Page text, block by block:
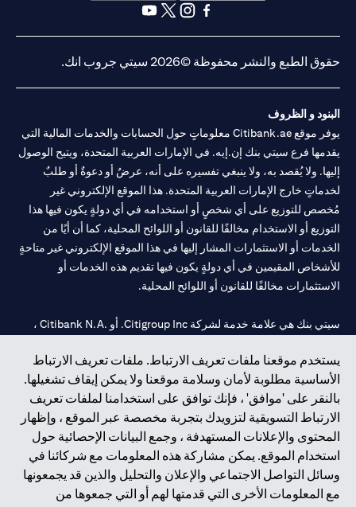
يستخدم موقعنا ملفات تعريف الارتباط. ملفات تعريف الارتباط
الأساسية مطلوبة لأمان وسلامة موقعنا ولا يمكن إيقاف تشغيلها.
بالنقر على 'موافق' ، فإنك توافق على استخدامنا لملفات تعريف
الارتباط التسويقية لتزويدك بتجربة مخصصة عبر الموقع ، وإظهار
المحتوى والإعلانات المستهدفة ، وجمع البيانات الإحصائية حول
استخدام الموقع. يمكن مشاركة هذه المعلومات مع شركائنا في
وسائل التواصل الاجتماعي والإعلان والتحليل والذين قد يجمعونها
مع المعلومات الأخرى التي قدمتها لهم أو التي جمعوها من
(opens in a new tab)
حقوق الطبع والنشر محفوظة ©2026 سيتي جروب انك.
البنود و الظروف
يوفر موقع Citibank.ae معلوماتٍ حول الحسابات والخدمات المالية التي
يقدمها فرع سيتي بنك إن.إيه. في الإمارات العربية المتحدة، ويتيح الوصول
إليها. ولا يُقصد به، ولا ينبغي تفسيره على أنه، عرضٌ أو دعوةٌ أو طلبٌ
لخدماتٍ خارج الإمارات العربية المتحدة. هذا الموقع الإلكتروني غير
مُخصص للتوزيع على أي شخصٍ أو استخدامه في أي دولةٍ يكون فيها هذا
التوزيع أو الاستخدام مخالفًا للقانون أو اللوائح المحلية، كما أن أيًا من
الخدمات أو الاستثمارات المشار إليها في هذا الموقع الإلكتروني غير متاحةٍ
للأشخاص المقيمين في أي دولةٍ يكون فيها تقديم هذه الخدمات أو
الاستثمارات مخالفًا للقانون أو اللوائح المحلية.
سيتي بنك هي علامة خدمة لشركة Citigroup Inc. أو .Citibank N.A ،
سيتي بنك إن. إيه. الإمارات مسجل لدى مصرف الإمارات المركزي تحت
أرقام التراخيص 202563 لفرع الوصل في دبي، 531989 لفرع مول
الإمارات في دبي، وCN-1002019لفرع أبوظبي. هاتف: 4000 311 04.
فرع سيتي بنك إن إيه - الإمارات العربية المتحدة مرخص من مصرف
الإمارات العربية المتحدة المركزي كفرع لبنك أجنبي.
سيتي بنك إن إيه الإمارات العربية المتحدة مرخص من هيئة الأوراق المالية
والسلع في الإمارات العربية المتحدة ("SCA") للقيام بالنشاط المالي لـ أ)